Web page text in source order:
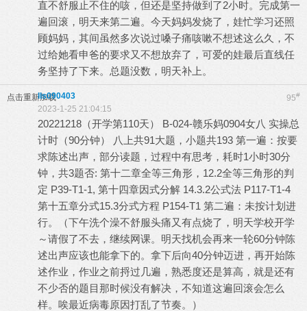
直不舒服止不住的咳，但还是坚持做到了2小时。完成第一
遍回滚，明天来第二遍。今天妈妈发烧了，娃忙学习还照
顾妈妈，其间虽然多次说过嗓子痛咳嗽不想述这么久，不
过给她看申爸的要求又不想放弃了，可爱的娃最后直线任
务坚持了下来。总题没数，明天补上。
点击重新加载 95#
lls090403
2023-1-25 21:04:15
20221218（开学第110天） B-024-赣乐妈0904女八 实操总
计时（90分钟） 八上共91大题，小题共193 第一遍：按要
求陈述出声，部分读题，过程中有思考，耗时1小时30分
钟，共3题否: 第十二章全等三角形，12.2全等三角形的判
定 P39-T1-1, 第十四章因式分解 14.3.2公式法 P117-T1-4
第十五章分式15.3分式方程 P154-T1 第二遍：未按计划进
行。（下午洗个澡不舒服头痛又有点烧了，明天学校开学
～请假了不去，继续网课。明天找机会再来一轮60分钟陈
述出声应该也能拿下的。拿下后向40分钟迈进，再开始陈
述作业，作业之前捋过几遍，熟悉度还是算高，就是还有
不少否的题目那时候没有解决，不知道这遍回滚会怎么
样。唉最近病毒原因打乱了节奏。）